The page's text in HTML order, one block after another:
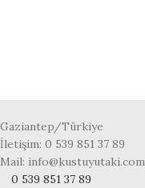
Gaziantep/Türkiye
İletişim: 0 539 851 37 89
Mail: info@kustuyutaki.com
0 539 851 37 89